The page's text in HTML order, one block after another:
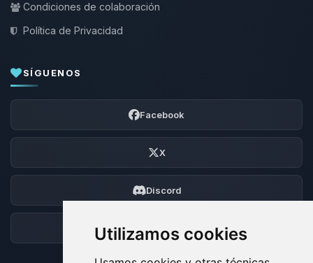
Utilizamos cookies
Condiciones de colaboración
Política de Privacidad
SÍGUENOS
Facebook
X
Discord
Foro